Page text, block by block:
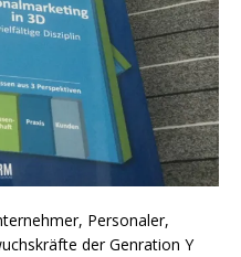
Personaler,
der Genration Y